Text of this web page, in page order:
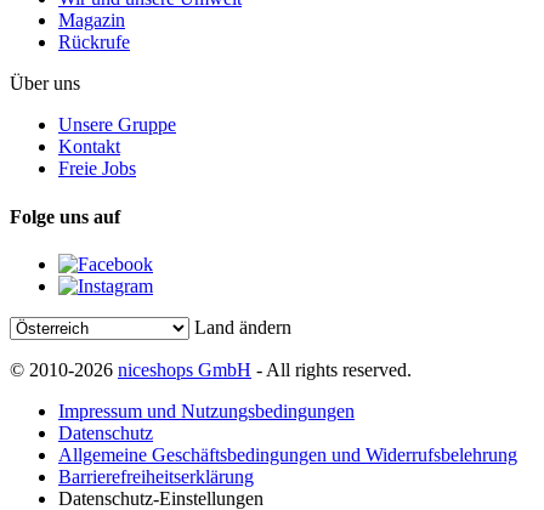
Magazin
Rückrufe
Über uns
Unsere Gruppe
Kontakt
Freie Jobs
Folge uns auf
Land ändern
© 2010-2026 niceshops GmbH - All rights reserved.
Impressum und Nutzungsbedingungen
Datenschutz
Allgemeine Geschäftsbedingungen und Widerrufsbelehrung
Barrierefreiheitserklärung
Datenschutz-Einstellungen